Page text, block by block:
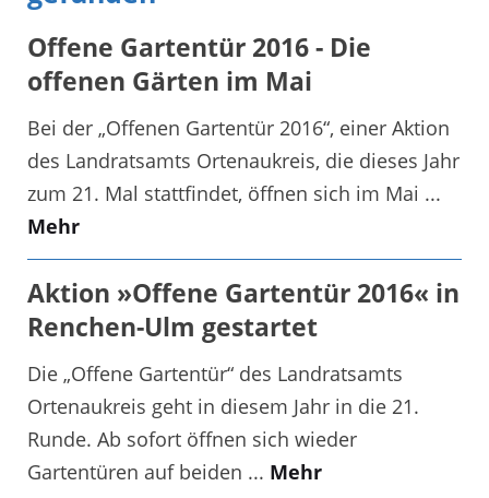
Offene Gartentür 2016 - Die
offenen Gärten im Mai
Bei der „Offenen Gartentür 2016“, einer Aktion
des Landratsamts Ortenaukreis, die dieses Jahr
zum 21. Mal stattfindet, öffnen sich im Mai ...
Mehr
Aktion »Offene Gartentür 2016« in
Renchen-Ulm gestartet
Die „Offene Gartentür“ des Landratsamts
Ortenaukreis geht in diesem Jahr in die 21.
Runde. Ab sofort öffnen sich wieder
Gartentüren auf beiden ... Mehr